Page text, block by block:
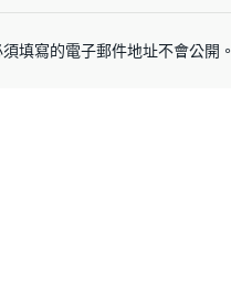
填寫的電子郵件地址不會公開。